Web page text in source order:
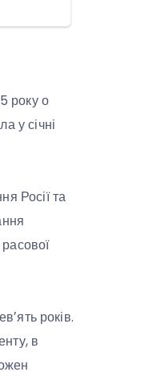
року о
у січні
Росії та
років.
в